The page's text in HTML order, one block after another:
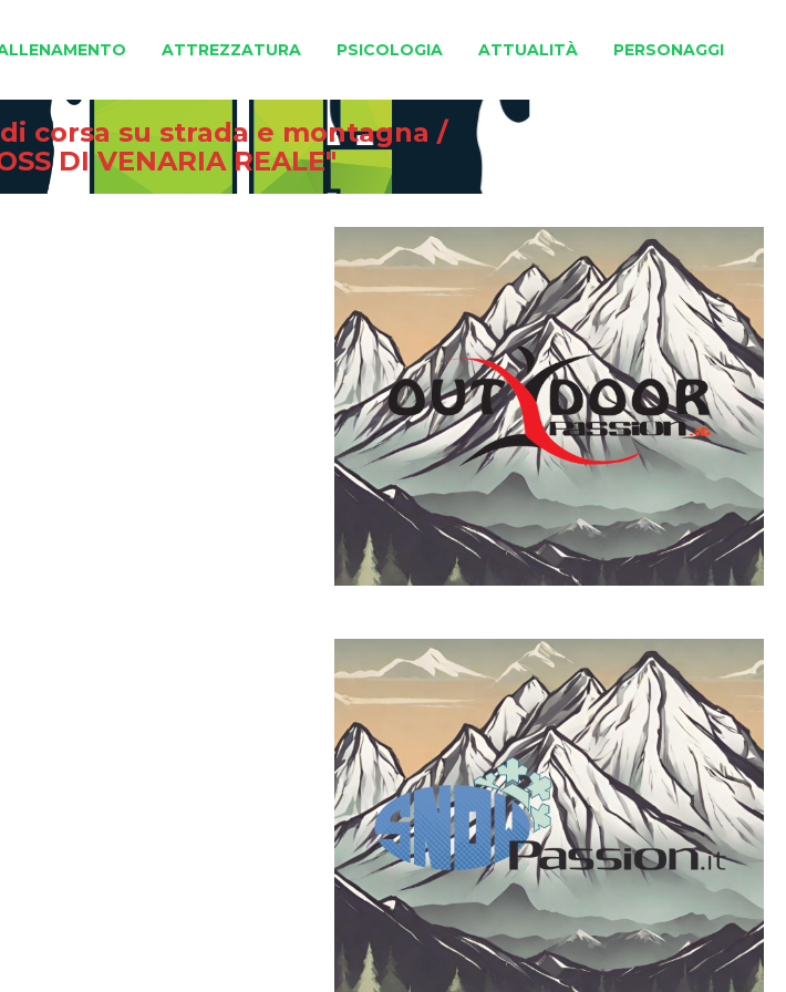
ATTREZZATURA PSICOLOGIA ATTUALITÀ PERSONAGGI
corsa su strada e montagna /
DI VENARIA REALE"